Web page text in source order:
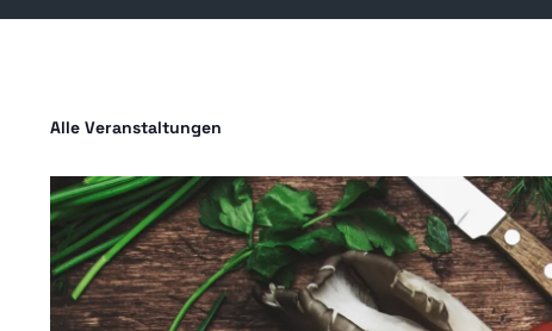
Alle Veranstaltungen